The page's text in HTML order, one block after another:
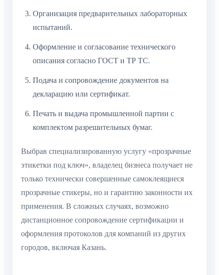
Организация предварительных лабораторных
испытаний.
Оформление и согласование технического
описания согласно ГОСТ и ТР ТС.
Подача и сопровождение документов на
декларацию или сертификат.
Печать и выдача промышленной партии с
комплектом разрешительных бумаг.
Выбрав специализированную услугу «прозрачные
этикетки под ключ», владелец бизнеса получает не
только технически совершенные самоклеящиеся
прозрачные стикеры, но и гарантию законности их
применения. В сложных случаях, возможно
дистанционное сопровождение сертификации и
оформления протоколов для компаний из других
городов, включая Казань.